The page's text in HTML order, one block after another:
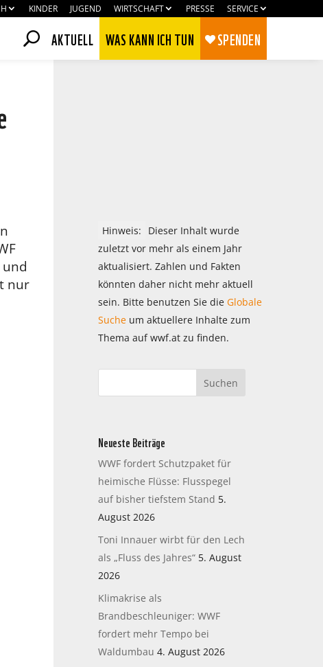
KINDER JUGEND WIRTSCHAFT PRESSE SERVICE
AKTUELL WAS KANN ICH TUN SPENDEN
nur
Hinweis:
Dieser Inhalt wurde
zuletzt vor mehr als einem Jahr
aktualisiert. Zahlen und Fakten
könnten daher nicht mehr aktuell
sein. Bitte benutzen Sie die Globale
Sucheum aktuellere Inhalte zum
Thema auf wwf.at zu finden.
Neueste Beiträge
WWF fordert Schutzpaket für
heimische Flüsse: Flusspegel
auf bisher tiefstem Stand 5.
August 2026
Toni Innauer wirbt für den Lech
als „Fluss des Jahres“ 5. August
2026
Klimakrise als
Brandbeschleuniger: WWF
fordert mehr Tempo bei
Waldumbau 4. August 2026
Ablehnen